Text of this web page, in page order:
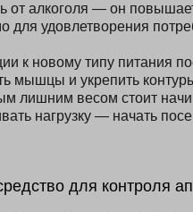
от алкоголя — он
для удовлетворения
к новому типу питания
мышцы и укрепить
лишним весом стоит
нагрузку — начать
для контроля